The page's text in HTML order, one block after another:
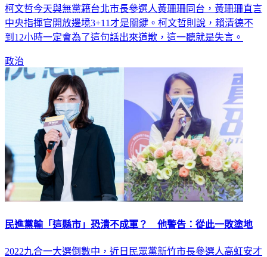
副總統賴清德在致詞時表示，台北市是疫情的開始。台北市長
柯文哲今天與無黨籍台北市長參選人黃珊珊同台，黃珊珊直言
中央指揮官開放邊境3+11才是關鍵。柯文哲則說，賴清德不
政治